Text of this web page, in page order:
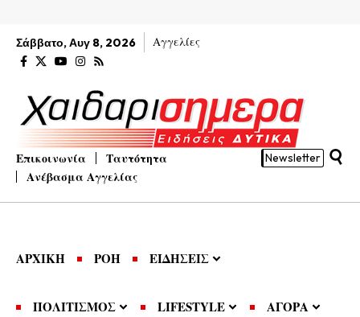
Σάββατο, Αυγ 8, 2026 Αγγελίες
Επικοινωνία
Ταυτότητα
Ανέβασμα Αγγελίας
Newsletter
ΑΡΧΙΚΗ ΡΟΗ ΕΙΔΗΣΕΙΣ
ΠΟΛΙΤΙΣΜΟΣ LIFESTYLE ΑΓΟΡΑ